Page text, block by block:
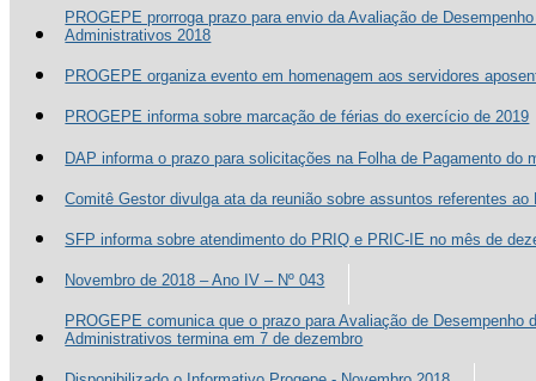
PROGEPE prorroga prazo para envio da Avaliação de
Administrativos 2018
PROGEPE organiza evento em homenagem aos servidores
PROGEPE informa sobre marcação de férias do exercício de 2019
DAP informa o prazo para solicitações na Folha de Pagamento do
Comitê Gestor divulga ata da reunião sobre assuntos referentes ao
SFP informa sobre atendimento do PRIQ e PRIC-IE no mês de
Novembro de 2018 – Ano IV – Nº 043
PROGEPE comunica que o prazo para Avaliação de Desempenho
Administrativos termina em 7 de dezembro